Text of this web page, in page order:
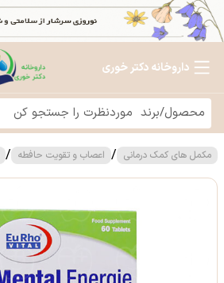
داروخانه دکتر خوری
مکمل های کمک درمانی / اعصاب و تقویت حافطه /